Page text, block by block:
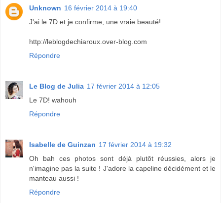
Unknown 16 février 2014 à 19:40
J'ai le 7D et je confirme, une vraie beauté!
http://leblogdechiaroux.over-blog.com
Répondre
Le Blog de Julia 17 février 2014 à 12:05
Le 7D! wahouh
Répondre
Isabelle de Guinzan 17 février 2014 à 19:32
Oh bah ces photos sont déjà plutôt réussies, alors je
n'imagine pas la suite ! J'adore la capeline décidément et le
manteau aussi !
Répondre